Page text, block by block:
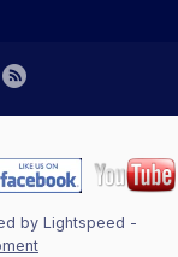
by Lightspeed -